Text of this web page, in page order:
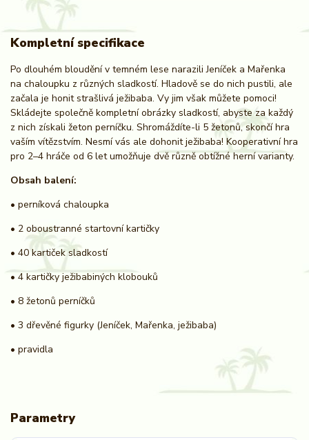
Kompletní specifikace
Po dlouhém bloudění v temném lese narazili Jeníček a Mařenka
na chaloupku z různých sladkostí. Hladově se do nich pustili, ale
začala je honit strašlivá ježibaba. Vy jim však můžete pomoci!
Skládejte společně kompletní obrázky sladkostí, abyste za každý
z nich získali žeton perníčku. Shromáždíte-li 5 žetonů, skončí hra
vaším vítězstvím. Nesmí vás ale dohonit ježibaba! Kooperativní hra
pro 2–4 hráče od 6 let umožňuje dvě různě obtížné herní varianty.
Obsah balení:
• perníková chaloupka
• 2 oboustranné startovní kartičky
• 40 kartiček sladkostí
• 4 kartičky ježibabiných klobouků
• 8 žetonů perníčků
• 3 dřevěné figurky (Jeníček, Mařenka, ježibaba)
• pravidla
Parametry